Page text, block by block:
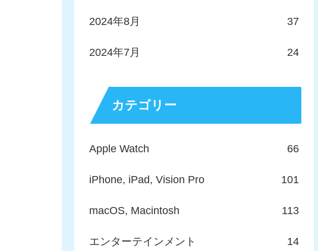
2024年8月 37
2024年7月 24
カテゴリー
Apple Watch 66
iPhone, iPad, Vision Pro 101
macOS, Macintosh 113
エンターテインメント 14